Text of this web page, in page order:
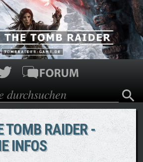
zum Inhalt
TOMB RAIDER -
INFOS